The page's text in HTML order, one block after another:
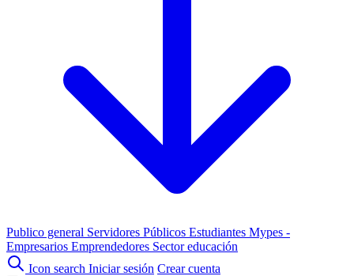
Publico general Servidores Públicos Estudiantes Mypes -
Empresarios Emprendedores Sector educación
Icon search Iniciar sesión Crear cuenta